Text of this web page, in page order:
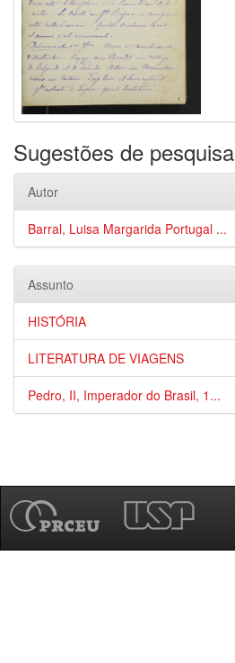
Sugestões de pesquisa
Autor
Barral, Luisa Margarida Portugal ...
Assunto
HISTÓRIA
LITERATURA DE VIAGENS
Pedro, II, Imperador do Brasil, 1...